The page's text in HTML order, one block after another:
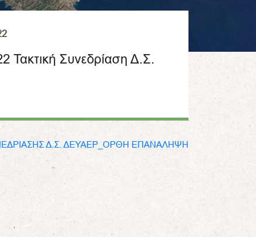
Τακτική Συνεδρίαση Δ.Σ.
Δ.Σ. ΔΕΥΑΕΡ_ΟΡΘΗ ΕΠΑΝΑΛΗΨΗ